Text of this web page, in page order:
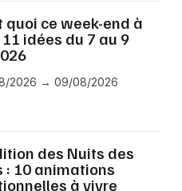
quoi ce week-end à
11 idées du 7 au 9
2026 → 09/08/2026
des Nuits des
: 10 animations
à vivre